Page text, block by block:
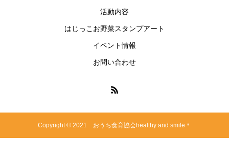
活動内容
はじっこお野菜スタンプアート
イベント情報
お問い合わせ
Copyright © 2021 おうち食育協会healthy and smile＊